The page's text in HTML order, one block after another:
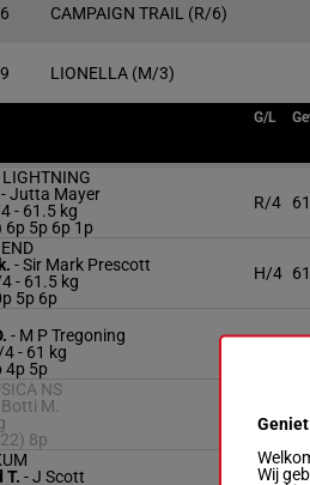
6 CAMPAIGN TRAIL (R/6)
9 LIONELLA (M/3)
G/L
LIGHTNING
-Jutta Mayer
- 61.5 kg
6p 5p 6p 1p
R/4
-Sir Mark Prescott
- 61.5 kg
5p 6p
H/4
- M P Tregoning
4 - 61 kg
4p 5p
M/4
NS
Botti M.
8p
R/3
T. -J Scott
Wij